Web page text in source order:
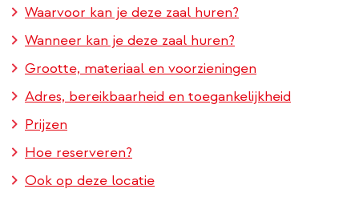
Waarvoor kan je deze zaal huren?
Wanneer kan je deze zaal huren?
Grootte, materiaal en voorzieningen
Adres, bereikbaarheid en toegankelijkheid
Prijzen
Hoe reserveren?
Ook op deze locatie